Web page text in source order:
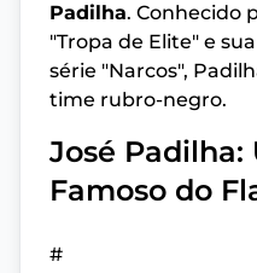
Padilha. Conhecido
"Tropa de Elite" e
série "Narcos",
time rubro-negro.
José Padilha:
Famoso do
#